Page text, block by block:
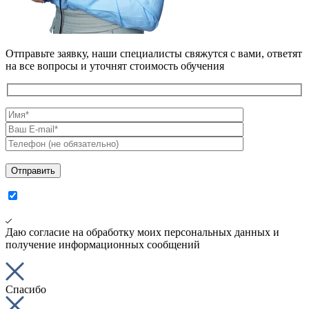
Отправьте заявку, наши специалисты свяжутся с вами, ответят
на все вопросы и уточнят стоимость обучения
Даю согласие на обработку моих персональных данных и
получение информационных сообщений
Спасибо